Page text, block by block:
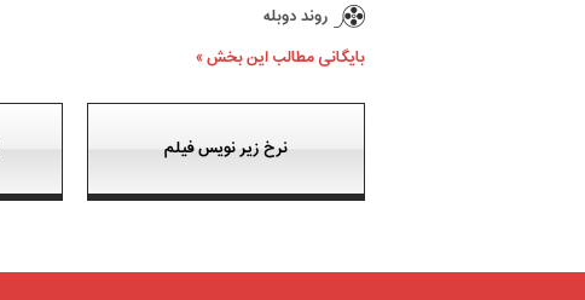
روند دوبله
بایگانی مطالب این بخش »
نرخ زیر نویس فیلم